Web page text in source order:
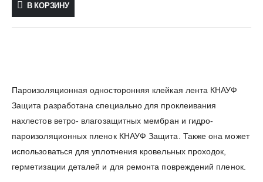
В КОРЗИНУ
Пароизоляционная односторонняя клейкая лента КНАУФ
Защита разработана специально для проклеивания
нахлестов ветро- влагозащитных мембран и гидро-
пароизоляционных пленок КНАУФ Защита. Также она может
использоваться для уплотнения кровельных проходок,
герметизации деталей и для ремонта повреждений пленок.